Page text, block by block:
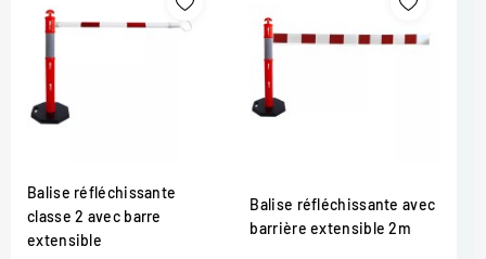
Balise réfléchissante
classe 2 avec barre
extensible
Balise réfléchissante avec
barrière extensible 2m